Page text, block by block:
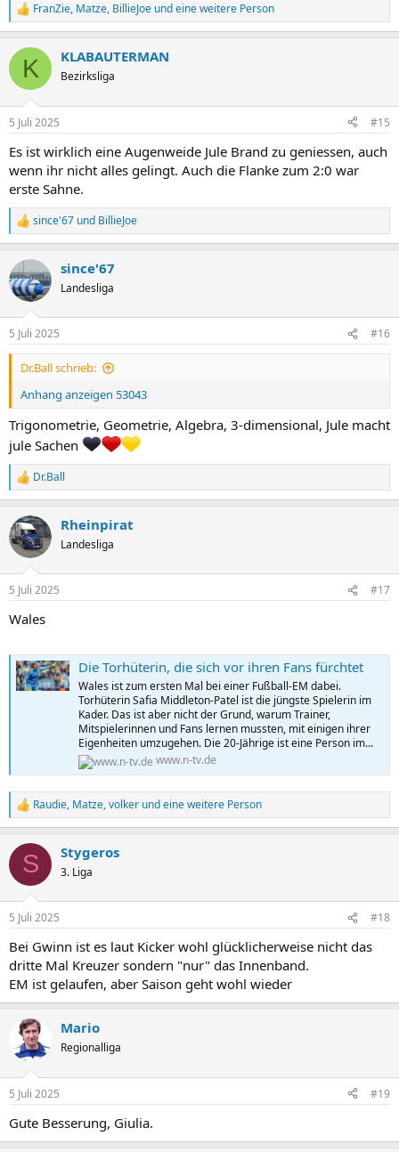
R
e
k
i
e
:
FranZie, Matze, BillieJoe und eine weitere Person
K KLABAUTERMAN
Bezirksliga
5 Juli 2025 #15
Es ist wirklich eine Augenweide Jule Brand zu geniessen, auch
wenn ihr nicht alles gelingt. Auch die Flanke zum 2:0 war
erste Sahne.
R
e
k
t
i
e
n
since'67 und BillieJoe
since'67
Landesliga
5 Juli 2025 #16
Dr.Ball schrieb:
Anhang anzeigen 53043
Trigonometrie, Geometrie, Algebra, 3-dimensional, Jule macht
jule Sachen
R
e
k
t
i
e
:
Dr.Ball
Rheinpirat
Landesliga
5 Juli 2025 #17
Wales
Die Torhüterin, die sich vor ihren Fans fürchtet
Wales ist zum ersten Mal bei einer Fußball-EM dabei.
Torhüterin Safia Middleton-Patel ist die jüngste Spielerin im
Kader. Das ist aber nicht der Grund, warum Trainer,
Mitspielerinnen und Fans lernen mussten, mit einigen ihrer
Eigenheiten umzugehen. Die 20-Jährige ist eine Person im...
www.n-tv.de
R
e
k
i
e
:
Raudie, Matze,volker und eine weitere Person
S Stygeros
3. Liga
5 Juli 2025 #18
Bei Gwinn ist es laut Kicker wohl glücklicherweise nicht das
dritte Mal Kreuzer sondern "nur" das Innenband.
EM ist gelaufen, aber Saison geht wohl wieder
Mario
Regionalliga
5 Juli 2025 #19
Gute Besserung, Giulia.